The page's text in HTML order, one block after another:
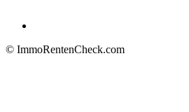
© ImmoRentenCheck.com